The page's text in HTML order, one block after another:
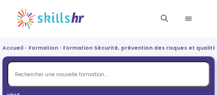
Accueil Formation Formation Sécurité, prévention des risques et qualité